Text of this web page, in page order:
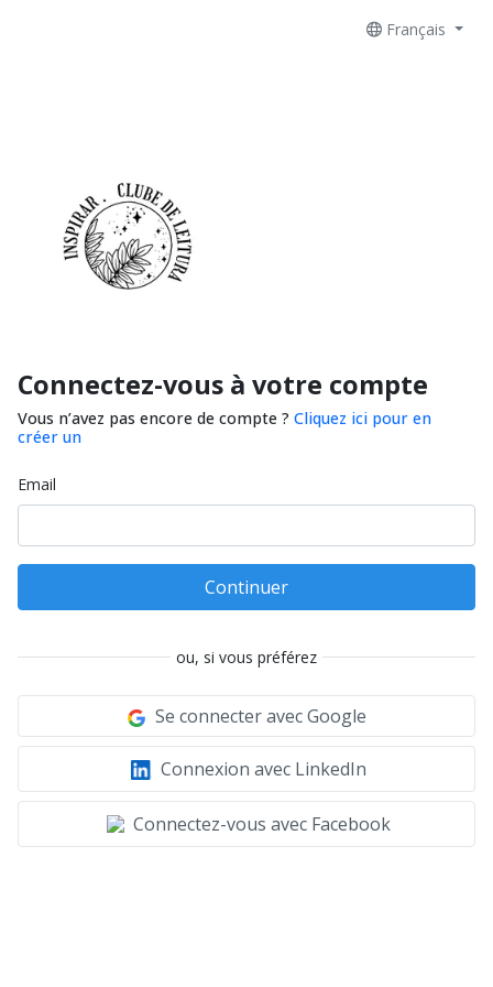
Français
Connectez-vous à votre compte
Vous n’avez pas encore de compte ? Cliquez ici pour en
créer un
Email
Continuer
ou, si vous préférez
Se connecter avec Google
Connexion avec LinkedIn
Connectez-vous avec Facebook